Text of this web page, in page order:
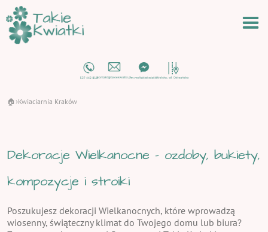
🏠 ›Kwiaciarnia Kraków
Dekoracje Wielkanocne - ozdoby, bukiety,
kompozycje i stroiki
Poszukujesz dekoracji Wielkanocnych, które wprowadzą
wiosenny, świąteczny klimat do Twojego domu lub biura?